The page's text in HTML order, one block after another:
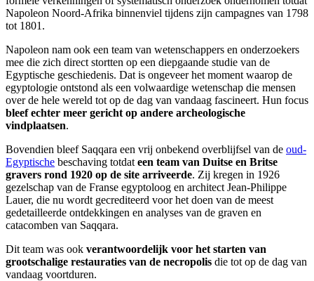
Napoleon Noord-Afrika binnenviel tijdens zijn campagnes van 1798
tot 1801.
Napoleon nam ook een team van wetenschappers en onderzoekers
mee die zich direct stortten op een diepgaande studie van de
Egyptische geschiedenis. Dat is ongeveer het moment waarop de
egyptologie ontstond als een volwaardige wetenschap die mensen
over de hele wereld tot op de dag van vandaag fascineert. Hun focus
bleef echter meer gericht op andere archeologische
vindplaatsen.
Bovendien bleef Saqqara een vrij onbekend overblijfsel van de oud-
Egyptische beschaving totdat een team van Duitse en Britse
gravers rond 1920 op de site arriveerde. Zij kregen in 1926
gezelschap van de Franse egyptoloog en architect Jean-Philippe
Lauer, die nu wordt gecrediteerd voor het doen van de meest
gedetailleerde ontdekkingen en analyses van de graven en
catacomben van Saqqara.
Dit team was ook verantwoordelijk voor het starten van
grootschalige restauraties van de necropolis die tot op de dag van
vandaag voortduren.